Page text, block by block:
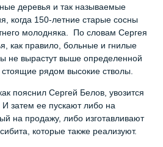
деревья и так называемые
когда 150-летние старые сосны
молодняка. По словам Сергея
как правило, больные и гнилые
не вырастут выше определенной
рядом высокие стволы.
пояснил Сергей Белов, увозится
затем ее пускают либо на
на продажу, либо изготавливают
которые также реализуют.